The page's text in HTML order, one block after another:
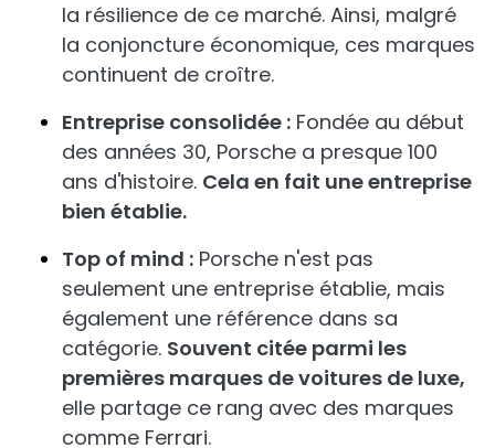
la résilience de ce marché. Ainsi, malgré
la conjoncture économique, ces marques
continuent de croître.
Entreprise consolidée : Fondée au début
des années 30, Porsche a presque 100
ans d'histoire. Cela en fait une entreprise
bien établie.
Top of mind : Porsche n'est pas
seulement une entreprise établie, mais
également une référence dans sa
catégorie. Souvent citée parmi les
premières marques de voitures de luxe,
elle partage ce rang avec des marques
comme Ferrari.